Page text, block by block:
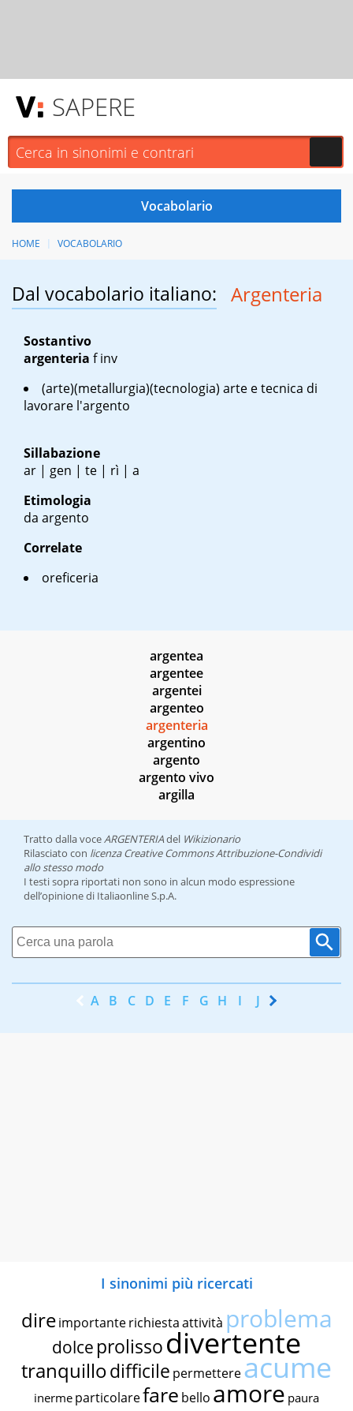
SAPERE
HOME VOCABOLARIO
Dal vocabolario italiano: Argenteria
Sostantivo
argenteria f inv
(arte)(metallurgia)(tecnologia) arte e tecnica di
lavorare l'argento
Sillabazione
ar | gen | te | rì | a
Etimologia
da argento
Correlate
oreficeria
argentea
argentee
argentei
argenteo
argenteria
argentino
argento
argento vivo
argilla
Tratto dalla voceARGENTERIAdel Wikizionario
Rilasciato con licenza Creative Commons Attribuzione-Condividi
allo stesso modo
I testi sopra riportati non sono in alcun modo espressione
dell’opinione di Italiaonline S.p.A.
A B C D E F G H I J K
I sinonimi più ricercati
dire importante richiestaattività problema
dolce prolissodivertente
tranquillodifficile permettereacume
inerme particolarefare bello amore paura